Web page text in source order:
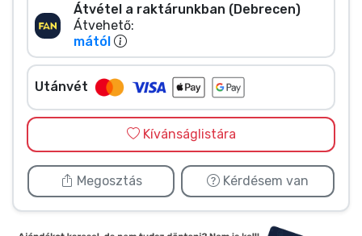
Átvétel a raktárunkban (Debrecen)
Átvehető:
mától
Utánvét
Kívánságlistára
Megosztás Kérdésem van